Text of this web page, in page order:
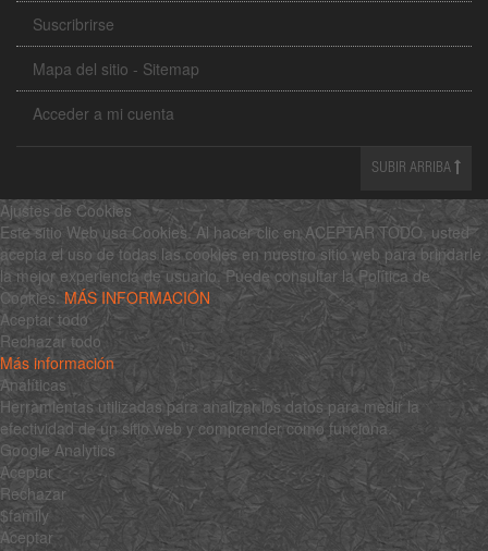
Suscribrirse
Mapa del sitio - Sitemap
Acceder a mi cuenta
SUBIR ARRIBA
Ajustes de Cookies
Este sitio Web usa Cookies. Al hacer clic en ACEPTAR TODO, usted
acepta el uso de todas las cookies en nuestro sitio web para brindarle
la mejor experiencia de usuario. Puede consultar la Política de
Cookies: MÁS INFORMACIÓN
Aceptar todo
Rechazar todo
Más información
Analíticas
Herramientas utilizadas para analizar los datos para medir la
efectividad de un sitio web y comprender cómo funciona.
Google Analytics
Aceptar
Rechazar
$family
Aceptar